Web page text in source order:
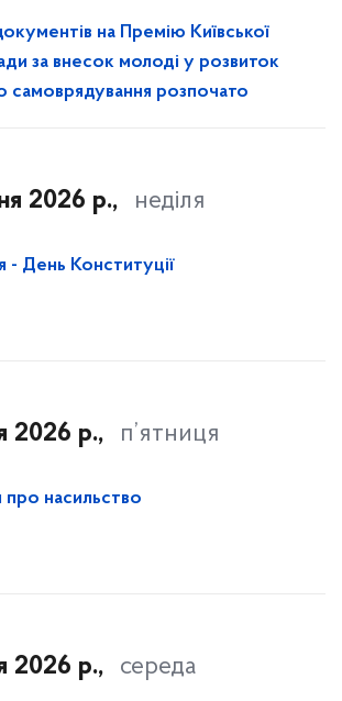
на Премію Київської
за внесок молоді у розвиток
самоврядування розпочато
2026 р., неділя
- День Конституції
2026 р., п’ятниця
насильство
2026 р., середа